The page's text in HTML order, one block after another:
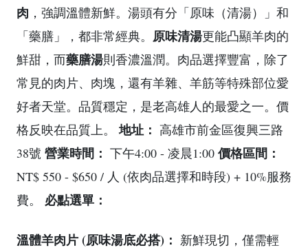
肉 ，強調溫體新鮮。湯頭有分「原味（清湯）」和
「藥膳」，都非常經典。 原味清湯更能凸顯羊肉的
鮮甜，而藥膳湯則香濃溫潤。肉品選擇豐富，除了
常見的肉片、肉塊，還有羊雜、羊筋等特殊部位愛
好者天堂。品質穩定，是老高雄人的最愛之一。價
格反映在品質上。地址： 高雄市前金區復興三路
38號 營業時間： 下午4:00 - 凌晨1:00 價格區間：
NT$ 550 - $650 / 人 (依肉品選擇和時段) + 10%服務
費。 必點選單：
溫體羊肉片 (原味湯底必搭)： 新鮮現切，僅需輕